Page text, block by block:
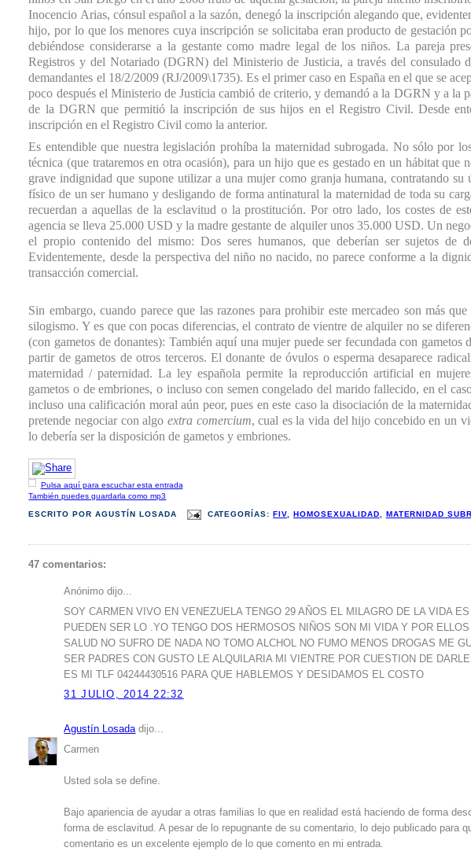
Inocencio Arias, cónsul español a la sazón, denegó la inscripción alegando que,
hijo, por lo que los menores cuya inscripción se solicitaba eran producto de gestación
debiéndose considerarse a la gestante como madre legal de los niños. La pareja
Registros y del Notariado (DGRN) del Ministerio de Justicia, a través del consulado
demandantes el 18/2/2009 (RJ/2009\1735). Es el primer caso en España en el que se
poco después el Ministerio de Justicia cambió de criterio, y demandó a la DGRN y a la
de la DGRN que permitió la inscripción de sus hijos en el Registro Civil. Desde
inscripción en el Registro Civil como la anterior.
Es entendible que nuestra legislación prohíba la maternidad subrogada. No sólo por
técnica (que trataremos en otra ocasión), para un hijo que es gestado en un hábitat que
grave indignidad que supone utilizar a una mujer como granja humana, contratando su
físico de un ser humano y desligando de forma antinatural la maternidad de toda su
recuerdan a aquellas de la esclavitud o la prostitución. Por otro lado, los costes de
agencia se lleva 25.000 USD y la madre gestante de alquiler unos 35.000 USD. Un
el propio contenido del mismo: Dos seres humanos, que deberían ser sujetos de
Evidentemente, desde la perspectiva del niño no nacido, no parece conforme a la
transacción comercial.
Sin embargo, cuando parece que las razones para prohibir este mercadeo son más
silogismo. Y es que con pocas diferencias, el contrato de vientre de alquiler no se
(con gametos de donantes): También aquí una mujer puede ser fecundada con
partir de gametos de otros terceros. El donante de óvulos o esperma desaparece
maternidad / paternidad. La ley española permite la reproducción artificial en
gametos o de embriones, o incluso con semen congelado del marido fallecido, en el
incluso una calificación moral aún peor, pues en este caso la disociación de la
pretende negociar con algo extra comercium, cual es la vida del hijo concebido en un
lo debería ser la disposición de gametos y embriones.
Pulsa aquí para escuchar esta entrada
También puedes guardarla como mp3
ESCRITO PORAGUSTÍN LOSADA CATEGORÍAS: FIV, HOMOSEXUALIDAD, MATERNIDAD
47 comentarios:
Anónimo dijo...
SOY CARMEN VIVO EN VENEZUELA TENGO 29 AÑOS EL MILAGRO DE LA VIDA
PUEDEN SER LO .YO TENGO DOS HERMOSOS NIÑOS SON MI VIDA Y POR
SALUD NO SUFRO DE NADA NO TOMO ALCHOL NO FUMO MENOS DROGAS ME
SER PADRES CON GUSTO LE ALQUILARIA MI VIENTRE POR CUESTION DE
ES MI TLF 04244430516 PARA QUE HABLEMOS Y DESIDAMOS EL COSTO
31 JULIO, 2014 22:32
Agustín Losadadijo...
Carmen
Usted sola se define.
Bajo apariencia de ayudar a otras familias lo que en realidad está haciendo de forma
forma de esclavitud. A pesar de lo repugnante de su comentario, lo dejo publicado para
comentario es un excelente ejemplo de lo que comento en mi entrada.